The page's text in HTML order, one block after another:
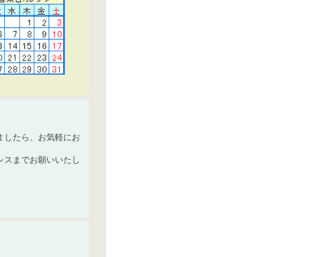
したら、お気軽にお
スまでお願いいたし